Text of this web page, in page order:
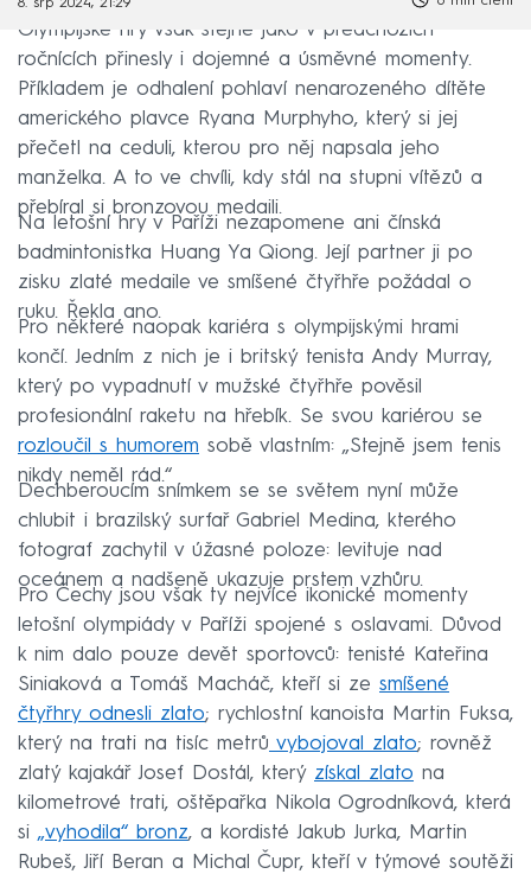
8. srp 2024, 21:29
Olympijské hry však stejně jako v předchozích
ročnících přinesly i dojemné a úsměvné momenty.
Příkladem je odhalení pohlaví nenarozeného dítěte
amerického plavce Ryana Murphyho, který si jej
přečetl na ceduli, kterou pro něj napsala jeho
manželka. A to ve chvíli, kdy stál na stupni vítězů a
přebíral si bronzovou medaili.
Na letošní hry v Paříži nezapomene ani čínská
badmintonistka Huang Ya Qiong. Její partner ji po
zisku zlaté medaile ve smíšené čtyřhře požádal o
ruku. Řekla ano.
Pro některé naopak kariéra s olympijskými hrami
končí. Jedním z nich je i britský tenista Andy Murray,
který po vypadnutí v mužské čtyřhře pověsil
profesionální raketu na hřebík. Se svou kariérou se
rozloučil s humorem sobě vlastním: „Stejně jsem tenis
nikdy neměl rád.“
Dechberoucím snímkem se se světem nyní může
chlubit i brazilský surfař Gabriel Medina, kterého
fotograf zachytil v úžasné poloze: levituje nad
oceánem a nadšeně ukazuje prstem vzhůru.
Pro Čechy jsou však ty nejvíce ikonické momenty
letošní olympiády v Paříži spojené s oslavami. Důvod
k nim dalo pouze devět sportovců: tenisté Kateřina
Siniaková a Tomáš Macháč, kteří si ze smíšené
čtyřhry odnesli zlato; rychlostní kanoista Martin Fuksa,
který na trati na tisíc metrů vybojoval zlato; rovněž
zlatý kajakář Josef Dostál, který získal zlato na
kilometrové trati, oštěpařka Nikola Ogrodníková, která
si „vyhodila“ bronz, a kordisté Jakub Jurka, Martin
Rubeš, Jiří Beran a Michal Čupr, kteří v týmové soutěži